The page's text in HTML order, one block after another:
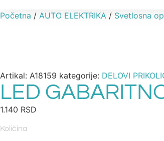
Početna / AUTO ELEKTRIKA / Svetlosna
Artikal: A18159 kategorije: DELOVI
LED
1.140 RSD
Količina